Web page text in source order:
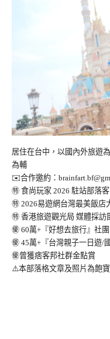
居住在台中，以國內外旅遊
為輔
✉️合作邀約：
㊕ 食尚玩家 2026 駐站部落客
㊕ 2026易遊網台灣最美飯店
㊕ 香港旅遊觀光局 媒體採訪
㊝ 60萬+『好想去旅行』社
㊝ 45萬+『台灣親子一日遊/
㊝曾獲痞客邦社群金點賞
⚠️本部落格文章及照片為飽